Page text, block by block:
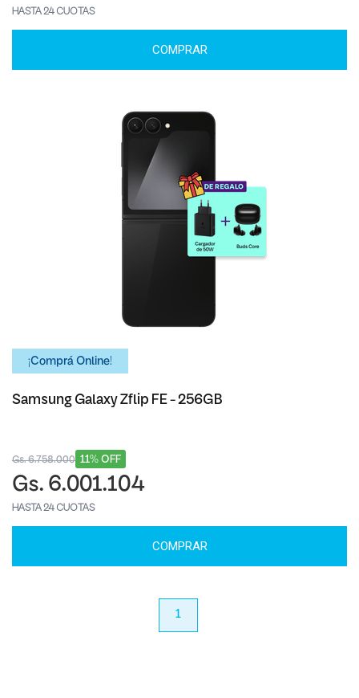
HASTA 24 CUOTAS
COMPRAR
¡Comprá Online!
Samsung Galaxy Zflip FE - 256GB
11% OFF
Gs. 6.758.000
Gs. 6.001.104
HASTA 24 CUOTAS
COMPRAR
1